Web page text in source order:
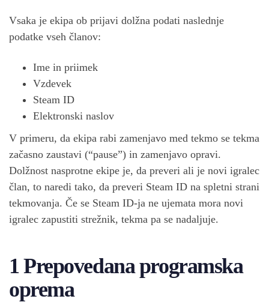
Vsaka je ekipa ob prijavi dolžna podati naslednje
podatke vseh članov:
Ime in priimek
Vzdevek
Steam ID
Elektronski naslov
V primeru, da ekipa rabi zamenjavo med tekmo se tekma
začasno zaustavi (“pause”) in zamenjavo opravi.
Dolžnost nasprotne ekipe je, da preveri ali je novi igralec
član, to naredi tako, da preveri Steam ID na spletni strani
tekmovanja. Če se Steam ID-ja ne ujemata mora novi
igralec zapustiti strežnik, tekma pa se nadaljuje.
1 Prepovedana programska
oprema